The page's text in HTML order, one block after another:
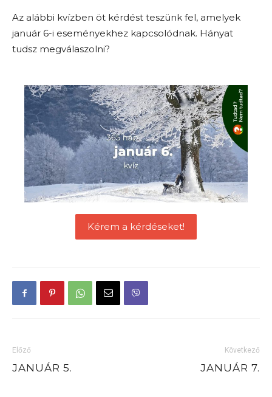
Az alábbi kvízben öt kérdést teszünk fel, amelyek
január 6-i eseményekhez kapcsolódnak. Hányat
tudsz megválaszolni?
Kérem a kérdéseket!
Előző
JANUÁR 5.
Következő
JANUÁR 7.